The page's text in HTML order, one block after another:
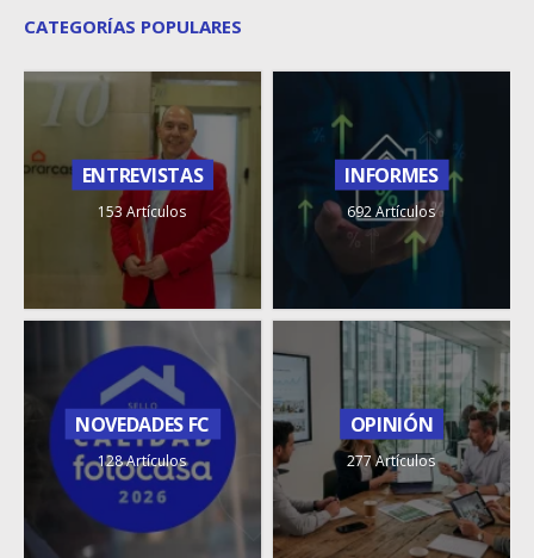
CATEGORÍAS POPULARES
ENTREVISTAS
153 Artículos
INFORMES
692 Artículos
NOVEDADES FC
128 Artículos
OPINIÓN
277 Artículos